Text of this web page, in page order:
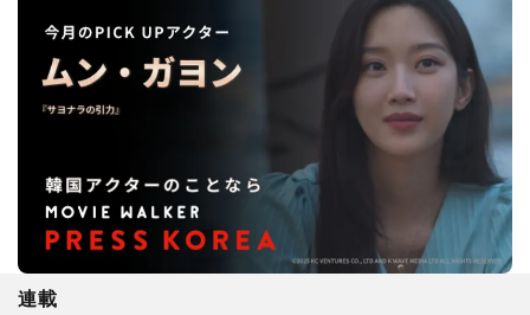
連載